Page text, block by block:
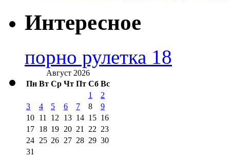
Интересное
порно рулетка 18
Август 2026
Пн Вт Ср Чт Пт Сб Вс
1
2
3
4 5 6 7 8
9
10 11 12 13 14 15 16
17 18 19 20 21 22 23
24 25 26 27 28 29 30
31